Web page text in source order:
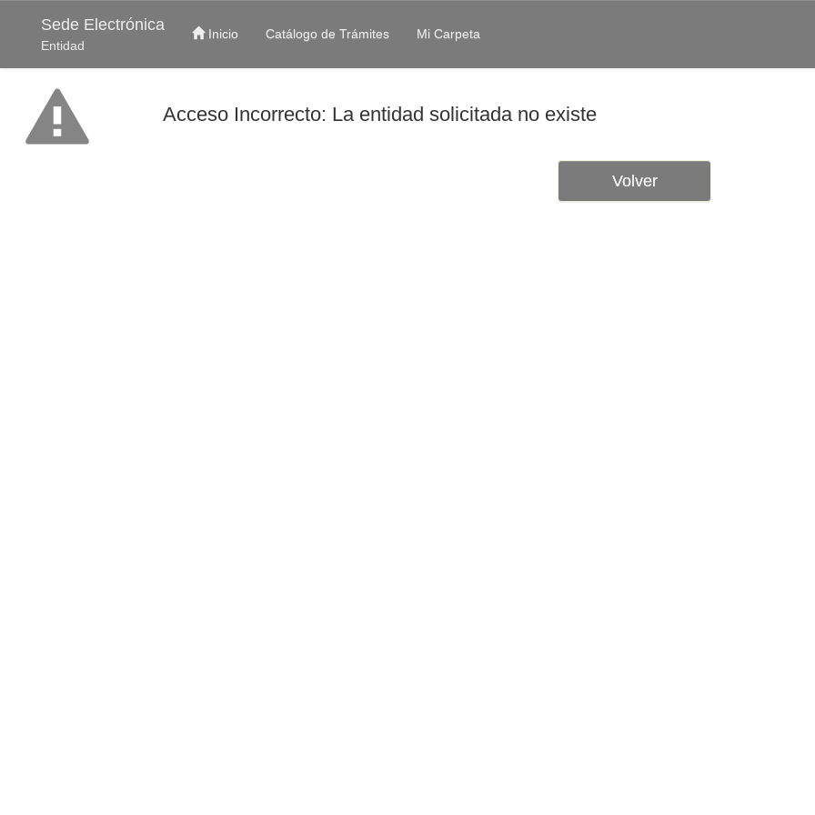
Sede Electrónica
Entidad
Inicio Catálogo de Trámites Mi Carpeta
Acceso Incorrecto: La entidad solicitada no existe
Volver